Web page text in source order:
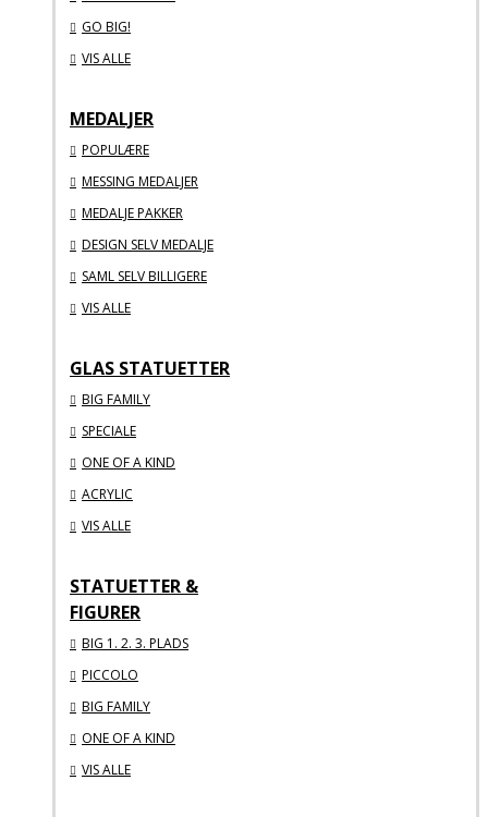
GO BIG!
VIS ALLE
MEDALJER
POPULÆRE
MESSING MEDALJER
MEDALJE PAKKER
DESIGN SELV MEDALJE
SAML SELV BILLIGERE
VIS ALLE
GLAS STATUETTER
BIG FAMILY
SPECIALE
ONE OF A KIND
ACRYLIC
VIS ALLE
STATUETTER &
FIGURER
BIG 1. 2. 3. PLADS
PICCOLO
BIG FAMILY
ONE OF A KIND
VIS ALLE